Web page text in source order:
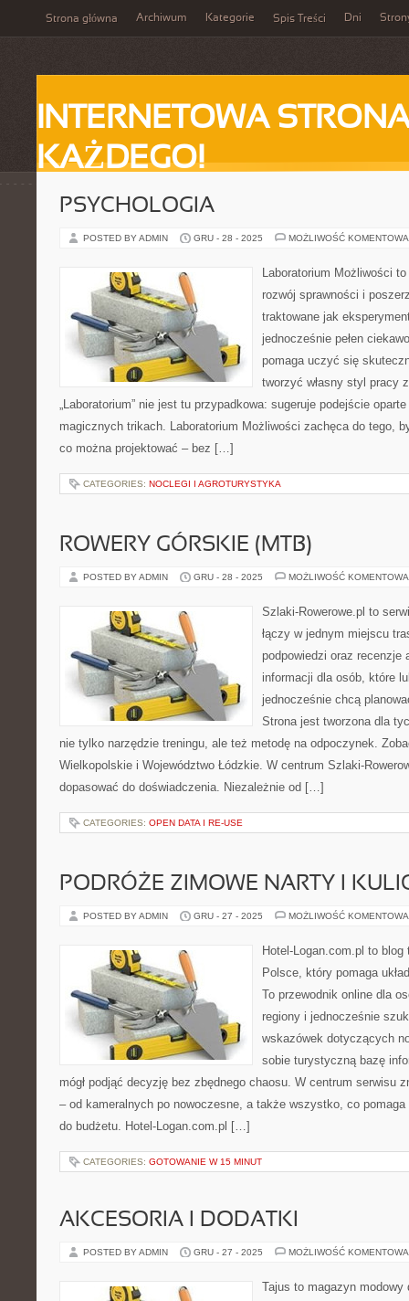
Strona główna Archiwum Kategorie Spis Treści Dni
INTERNETOWA
KAŻDEGO!
PSYCHOLOGIA
POSTED BY ADMIN GRU - 28 - 2025 MOŻLIWOŚĆ
Laboratorium Możliwości
rozwój sprawności i
traktowane jak
jednocześnie pełen
pomaga uczyć się
tworzyć własny styl pracy
„Laboratorium” nie jest tu przypadkowa: sugeruje podejście
magicznych trikach. Laboratorium Możliwości zachęca do tego,
co można projektować – bez […]
CATEGORIES: NOCLEGI I AGROTURYSTYKA
ROWERY GÓRSKIE (MTB)
POSTED BY ADMIN GRU - 28 - 2025 MOŻLIWOŚĆ
Szlaki-Rowerowe.pl to
łączy w jednym miejscu
podpowiedzi oraz recenzje
informacji dla osób, które
jednocześnie chcą
Strona jest tworzona dla
nie tylko narzędzie treningu, ale też metodę na odpoczynek.
Wielkopolskie i Województwo Łódzkie. W centrum Szlaki-
dopasować do doświadczenia. Niezależnie od […]
CATEGORIES: OPEN DATA I RE-USE
PODRÓŻE ZIMOWE NARTY I
POSTED BY ADMIN GRU - 27 - 2025 MOŻLIWOŚĆ
Hotel-Logan.com.pl to
Polsce, który pomaga
To przewodnik online dla
regiony i jednocześnie
wskazówek dotyczących
sobie turystyczną bazę
mógł podjąć decyzję bez zbędnego chaosu. W centrum serwisu
– od kameralnych po nowoczesne, a także wszystko, co
do budżetu. Hotel-Logan.com.pl […]
CATEGORIES: GOTOWANIE W 15 MINUT
AKCESORIA I DODATKI
POSTED BY ADMIN GRU - 27 - 2025 MOŻLIWOŚĆ
Tajus to magazyn